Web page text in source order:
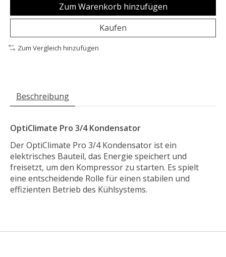
Zum Warenkorb hinzufügen
Kaufen
Zum Vergleich hinzufügen
Beschreibung
OptiClimate Pro 3/4 Kondensator
Der OptiClimate Pro 3/4 Kondensator ist ein
elektrisches Bauteil, das Energie speichert und
freisetzt, um den Kompressor zu starten. Es spielt
eine entscheidende Rolle für einen stabilen und
effizienten Betrieb des Kühlsystems.